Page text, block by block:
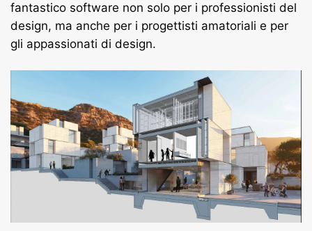
fantastico software non solo per i professionisti del
design, ma anche per i progettisti amatoriali e per
gli appassionati di design.